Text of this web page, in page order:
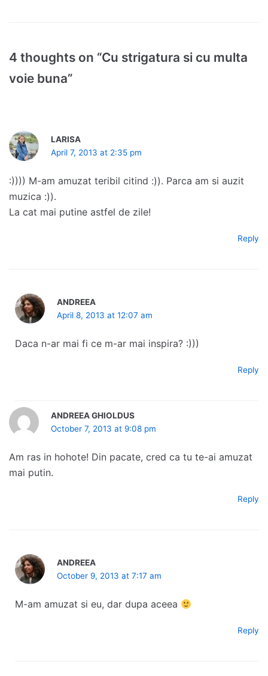
4 thoughts on “Cu strigatura si cu multa
voie buna”
LARISA
April 7, 2013 at 2:35 pm
:)))) M-am amuzat teribil citind :)). Parca am si auzit
muzica :)).
La cat mai putine astfel de zile!
Reply
ANDREEA
April 8, 2013 at 12:07 am
Daca n-ar mai fi ce m-ar mai inspira? :)))
Reply
ANDREEA GHIOLDUS
October 7, 2013 at 9:08 pm
Am ras in hohote! Din pacate, cred ca tu te-ai amuzat
mai putin.
Reply
ANDREEA
October 9, 2013 at 7:17 am
M-am amuzat si eu, dar dupa aceea
Reply